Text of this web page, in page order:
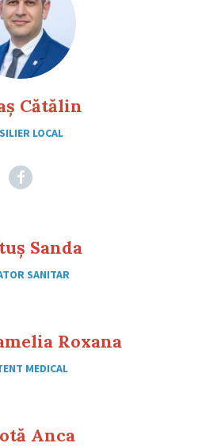
Cătălin
LOCAL
Facebook
Sanda
SANITAR
Roxana
MEDICAL
Anca